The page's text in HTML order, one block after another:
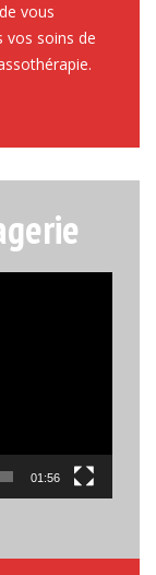
vous
vos soins de
01:56